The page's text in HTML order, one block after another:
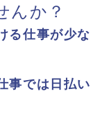
んか？
る仕事が少な
事では日払い